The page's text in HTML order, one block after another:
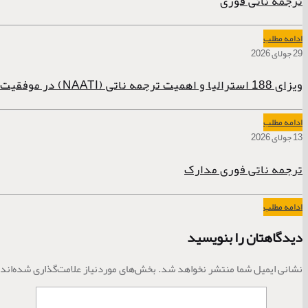
ادامه مطلب
29 جولای 2026
ویزای 188 استرالیا و اهمیت ترجمه ناتی (NAATI) در موفقیت پرونده
ادامه مطلب
13 جولای 2026
ترجمه ناتی فوری مدارک
ادامه مطلب
دیدگاهتان را بنویسید
نشانی ایمیل شما منتشر نخواهد شد.بخش‌های موردنیاز علامت‌گذاری